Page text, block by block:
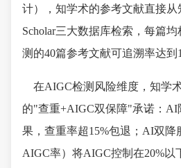
计），知学术的参考文献直接从
Scholar三大数据库检索，每篇
测的40篇参考文献可追溯率达到
在AIGC检测风险维度，知学
的"查重+AIGC双保障"承诺：AI
果，查重率超15%包退；AI双降
AIGC率）将AIGC控制在20%以